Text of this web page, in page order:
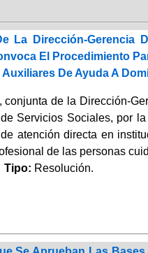
La Dirección-Gerencia
El Procedimiento
De Ayuda A
de la Dirección-
Servicios Sociales, por
atención directa en
de las personas
Tipo: Resolución.